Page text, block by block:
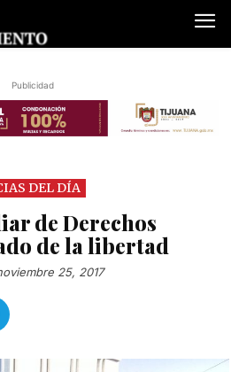
Publicidad
DEL DÍA
de Derechos
de la libertad
25, 2017